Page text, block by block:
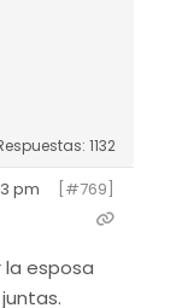
1132
pm [#769]
esposa